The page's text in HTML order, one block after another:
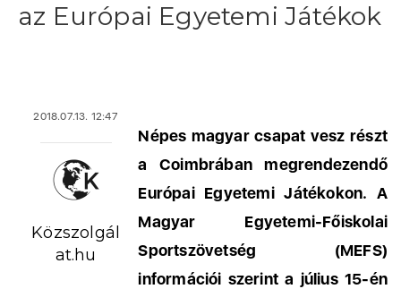
az Európai Egyetemi Játékok
2018.07.13. 12:47
Közszolgál
at.hu
Népes magyar csapat vesz részt
a Coimbrában megrendezendő
Európai Egyetemi Játékokon. A
Magyar Egyetemi-Főiskolai
Sportszövetség (MEFS)
információi szerint a július 15-én